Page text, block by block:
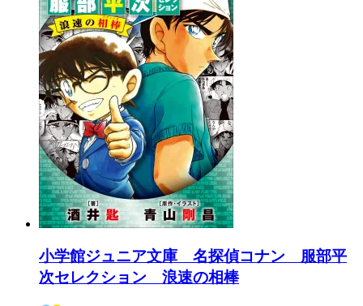
小学館ジュニア文庫 名探偵コナン 服部平
次セレクション 浪速の相棒